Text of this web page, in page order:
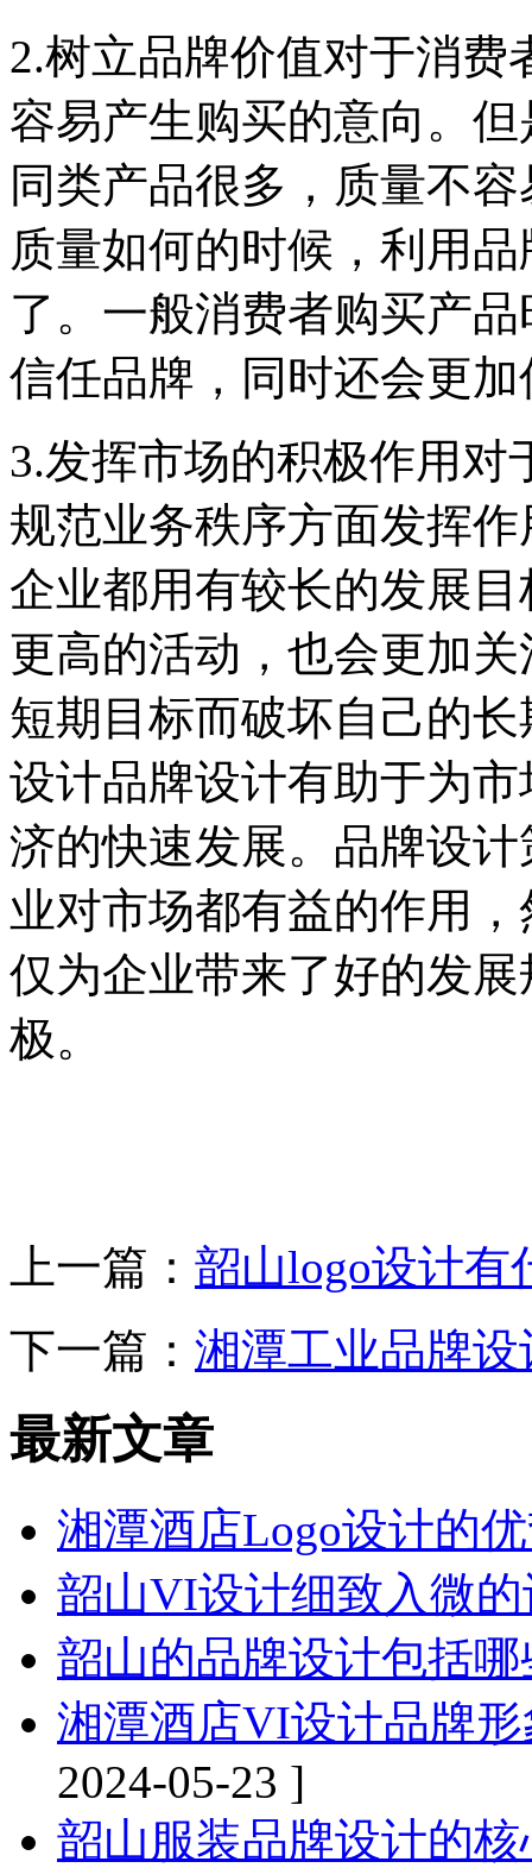
2.树立品牌价值对于消
容易产生购买的意向。
同类产品很多，质量不
质量如何的时候，利用
了。一般消费者购买产
信任品牌，同时还会更
3.发挥市场的积极作用
规范业务秩序方面发挥
企业都用有较长的发展
更高的活动，也会更加
短期目标而破坏自己的
设计品牌设计有助于为
济的快速发展。品牌设
业对市场都有益的作用
仅为企业带来了好的发
极。
上一篇： 韶山logo设计有
下一篇： 湘潭工业品牌
最新文章
湘潭酒店Logo设计的
韶山VI设计细致入微
韶山的品牌设计包括
湘潭酒店VI设计品牌
2024-05-23 ]
韶山服装品牌设计的